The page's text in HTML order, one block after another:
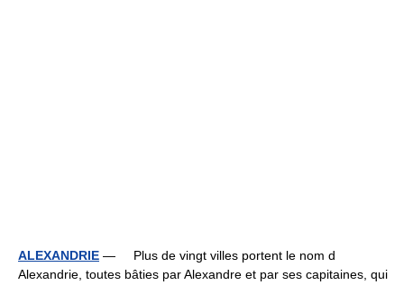
ALEXANDRIE — Plus de vingt villes portent le nom d
Alexandrie, toutes bâties par Alexandre et par ses capitaines, qui